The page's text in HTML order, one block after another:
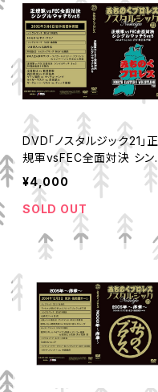
DVD「ノスタルジック21」正
規軍vsFEC全面対決 シン
グルマッチ5vs5
¥4,000
SOLD OUT